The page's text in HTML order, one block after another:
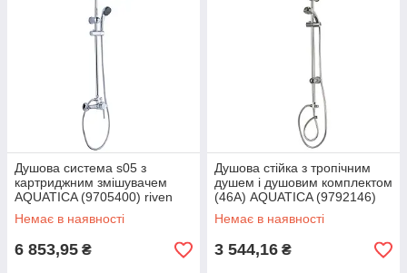
Душова система s05 з
картриджним змішувачем
AQUATICA (9705400) riven
Немає в наявності
6 853,95 ₴
Душова стійка з тропічним
душем і душовим комплектом
(46A) AQUATICA (9792146)
riven
Немає в наявності
3 544,16 ₴